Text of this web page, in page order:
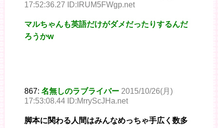
17:52:36.27 ID:IRUM5FWgp.net
マルちゃんも英語だけがダメだったりするんだ
ろうかw
867: 名無しのラブライバー 2015/10/26(月)
17:53:08.44 ID:MrryScJHa.net
脚本に関わる人間はみんなめっちゃ手広く数多